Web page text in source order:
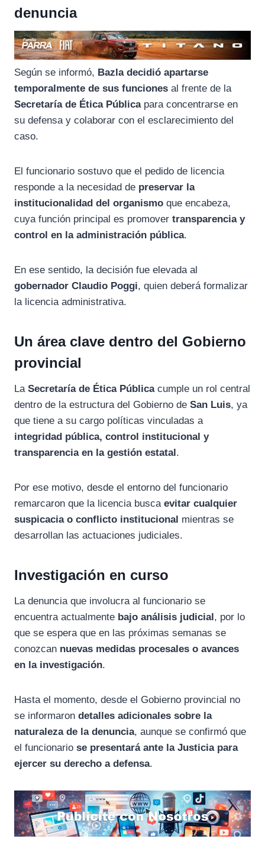
denuncia
Según se informó, Bazla decidió apartarse
temporalmente de sus funciones al frente de la
Secretaría de Ética Públicapara concentrarse en
su defensa y colaborar con el esclarecimiento del
caso.
El funcionario sostuvo que el pedido de licencia
responde a la necesidad de preservar la
institucionalidad del organismo que encabeza,
cuya función principal es promover transparencia y
control en la administración pública.
En ese sentido, la decisión fue elevada al
gobernador Claudio Poggi, quien deberá formalizar
la licencia administrativa.
Un área clave dentro del Gobierno
provincial
La Secretaría de Ética Públicacumple un rol central
dentro de la estructura del Gobierno de San Luis, ya
que tiene a su cargo políticas vinculadas a
integridad pública, control institucional y
transparencia en la gestión estatal.
Por ese motivo, desde el entorno del funcionario
remarcaron que la licencia busca evitar cualquier
suspicacia o conflicto institucional mientras se
desarrollan las actuaciones judiciales.
Investigación en curso
La denuncia que involucra al funcionario se
encuentra actualmente bajo análisis judicial, por lo
que se espera que en las próximas semanas se
conozcan nuevas medidas procesales o avances
en la investigación.
Hasta el momento, desde el Gobierno provincial no
se informaron detalles adicionales sobre la
naturaleza de la denuncia, aunque se confirmó que
el funcionario se presentará ante la Justicia para
ejercer su derecho a defensa.